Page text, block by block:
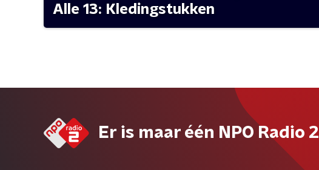
Alle 13: Kledingstukken
Er is maar één NPO Radio 2